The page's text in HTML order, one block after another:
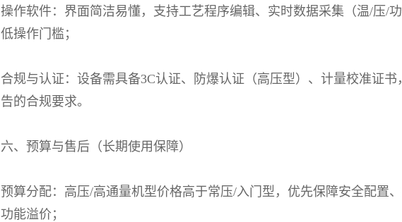
操作软件：界面简洁易懂，支持工艺程序编辑、实时数据采集（温/压/
低操作门槛；
合规与认证：设备需具备3C认证、防爆认证（高压型）、计量校准证
告的合规要求。
六、预算与售后（长期使用保障）
预算分配：高压/高通量机型价格高于常压/入门型，优先保障安全配置
功能溢价；